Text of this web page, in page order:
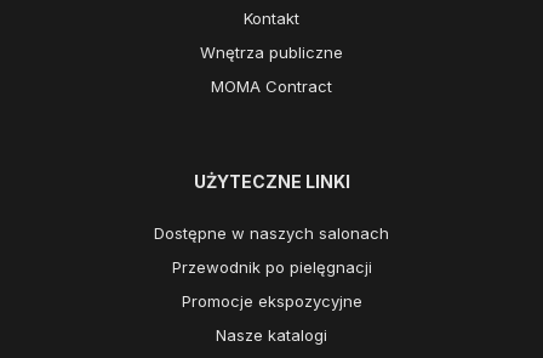
Kontakt
Wnętrza publiczne
MOMA Contract
UŻYTECZNE LINKI
Dostępne w naszych salonach
Przewodnik po pielęgnacji
Promocje ekspozycyjne
Nasze katalogi